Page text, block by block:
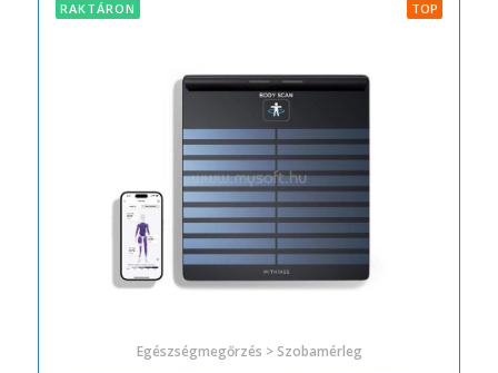
RAKTÁRON TOP
Egészségmegőrzés > Szobamérleg